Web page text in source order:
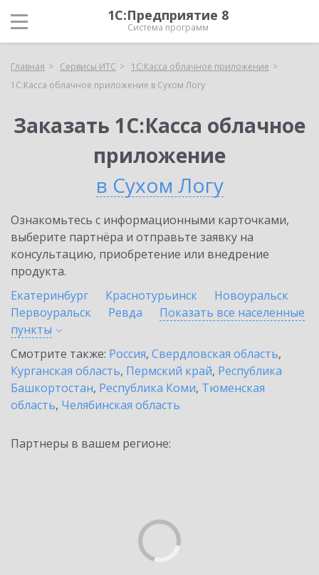
1С:Предприятие 8
Система программ
Главная Сервисы ИТС
1С:Касса облачное приложение
1С:Касса облачное приложение в Сухом Логу
Заказать 1С:Касса облачное
приложение
в Сухом Логу
Ознакомьтесь с информационными карточками,
выберите партнёра и отправьте заявку на
консультацию, приобретение или внедрение
продукта.
Екатеринбург
Краснотурьинск
Новоуральск
Первоуральск
Ревда
Показать все населенные
пункты
Смотрите также: Россия, Свердловская область,
Курганская область, Пермский край, Республика
Башкортостан, Республика Коми, Тюменская
область, Челябинская область
Партнеры в вашем регионе: